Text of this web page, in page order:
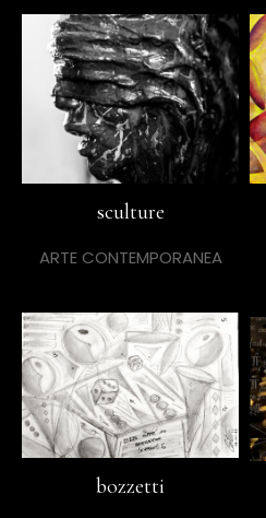
sculture
ARTE CONTEMPORANEA
bozzetti